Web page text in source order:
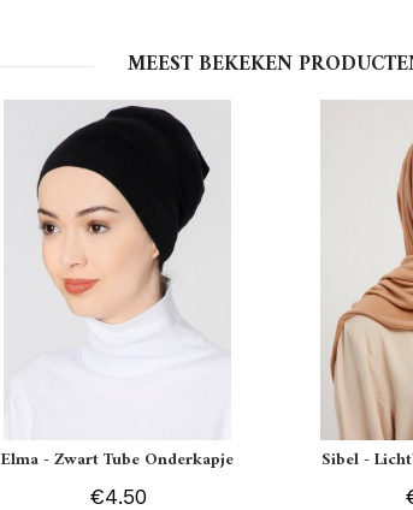
MEEST BEKEKEN
Elma - Zwart Tube Onderkapje
€4.50
Sibel -